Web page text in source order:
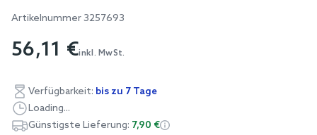
beginning
the
gallery
Artikelnummer3257693
56,11 €inkl. MwSt.
Verfügbarkeit: bis zu 7 Tage
Loading...
Günstigste Lieferung: 7,90 €